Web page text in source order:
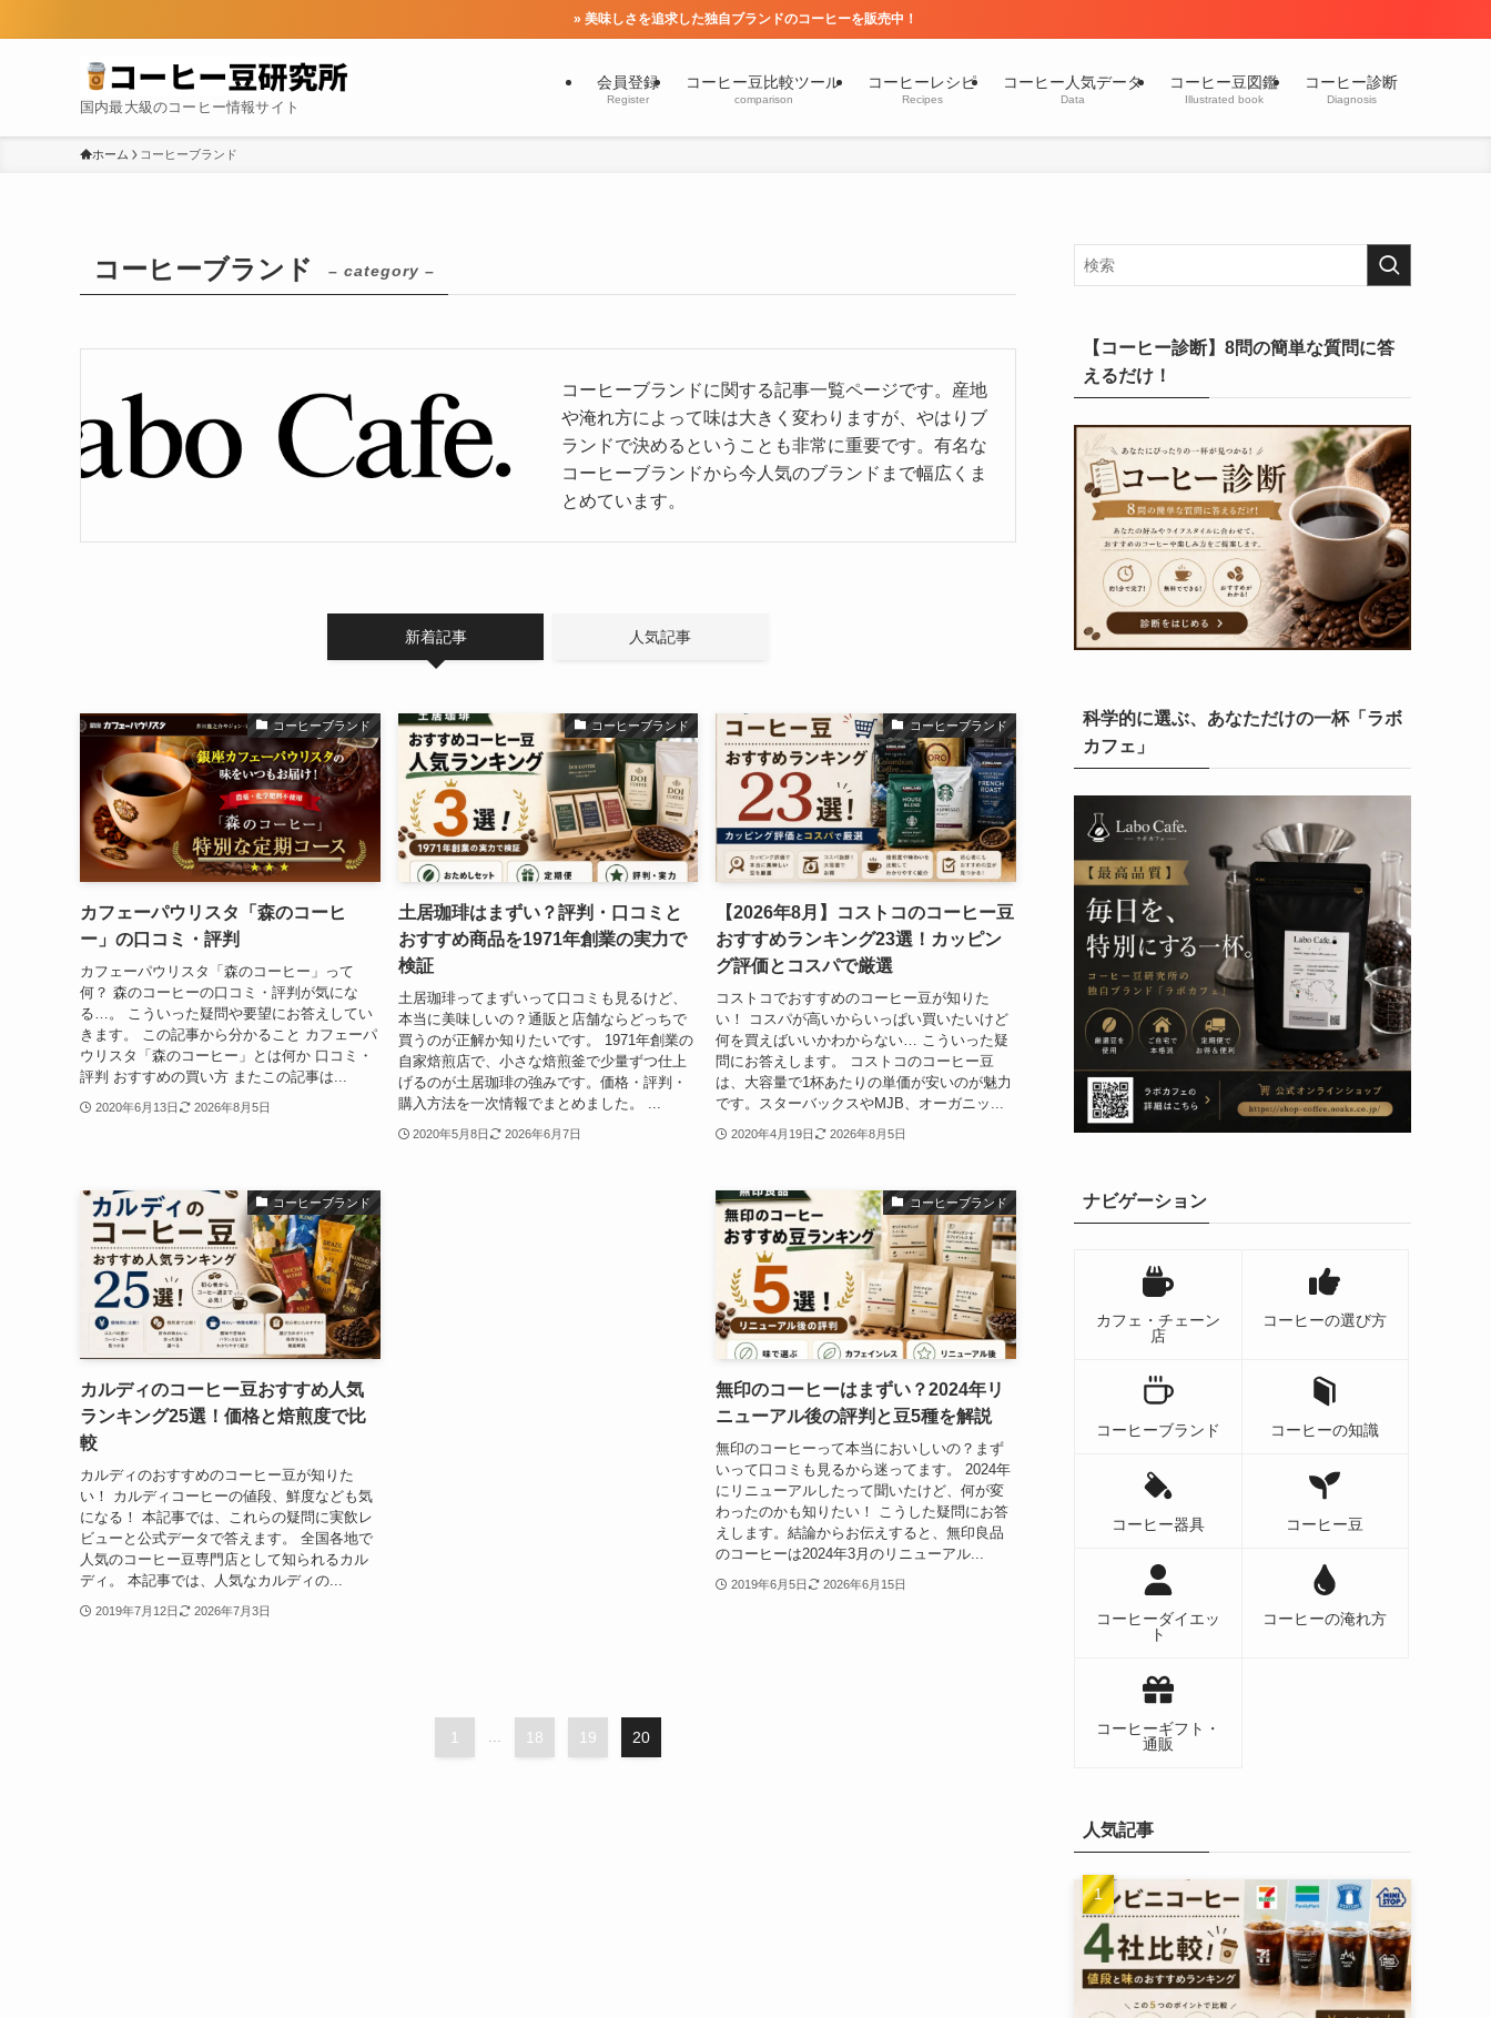
» 美味しさを追求した独自ブランドのコーヒーを販売中！
国内最大級のコーヒー情報サイト
会員登録
Register
コーヒー豆比較ツール
comparison
コーヒーレシピ
Recipes
コーヒー人気データ
Data
コーヒー豆図鑑
Illustrated book
コーヒー診断
Diagnosis
ホーム コーヒーブランド
コーヒーブランド – category –
コーヒーブランドに関する記事一覧ページです。産地
や淹れ方によって味は大きく変わりますが、やはりブ
ランドで決めるということも非常に重要です。有名な
コーヒーブランドから今人気のブランドまで幅広くま
とめています。
新着記事 人気記事
コーヒーブランド
カフェーパウリスタ「森のコーヒ
ー」の口コミ・評判
カフェーパウリスタ「森のコーヒー」って
何？ 森のコーヒーの口コミ・評判が気にな
る…。 こういった疑問や要望にお答えしてい
きます。 この記事から分かること カフェーパ
ウリスタ「森のコーヒー」とは何か 口コミ・
評判 おすすめの買い方 またこの記事は...
2020年6月13日 2026年8月5日
コーヒーブランド
土居珈琲はまずい？評判・口コミと
おすすめ商品を1971年創業の実力で
検証
土居珈琲ってまずいって口コミも見るけど、
本当に美味しいの？通販と店舗ならどっちで
買うのが正解か知りたいです。 1971年創業の
自家焙煎店で、小さな焙煎釜で少量ずつ仕上
げるのが土居珈琲の強みです。価格・評判・
購入方法を一次情報でまとめました。 ...
2020年5月8日 2026年6月7日
コーヒーブランド
【2026年8月】コストコのコーヒー豆
おすすめランキング23選！カッピン
グ評価とコスパで厳選
コストコでおすすめのコーヒー豆が知りた
い！ コスパが高いからいっぱい買いたいけど
何を買えばいいかわからない… こういった疑
問にお答えします。 コストコのコーヒー豆
は、大容量で1杯あたりの単価が安いのが魅力
です。スターバックスやMJB、オーガニッ...
2020年4月19日 2026年8月5日
コーヒーブランド
カルディのコーヒー豆おすすめ人気
ランキング25選！価格と焙煎度で比
較
カルディのおすすめのコーヒー豆が知りた
い！ カルディコーヒーの値段、鮮度なども気
になる！ 本記事では、これらの疑問に実飲レ
ビューと公式データで答えます。 全国各地で
人気のコーヒー豆専門店として知られるカル
ディ。 本記事では、人気なカルディの...
2019年7月12日 2026年7月3日
コーヒーブランド
無印のコーヒーはまずい？2024年リ
ニューアル後の評判と豆5種を解説
無印のコーヒーって本当においしいの？まず
いって口コミも見るから迷ってます。 2024年
にリニューアルしたって聞いたけど、何が変
わったのかも知りたい！ こうした疑問にお答
えします。結論からお伝えすると、無印良品
のコーヒーは2024年3月のリニューアル...
2019年6月5日 2026年6月15日
1 18 19 20
【コーヒー診断】8問の簡単な質問に答
えるだけ！
科学的に選ぶ、あなただけの一杯「ラボ
カフェ」
ナビゲーション
カフェ・チェーン
店
コーヒーの選び方
コーヒーブランド コーヒーの知識
コーヒー器具 コーヒー豆
コーヒーダイエッ
ト
コーヒーの淹れ方
コーヒーギフト・
通販
人気記事